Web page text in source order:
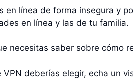
en línea de forma insegura y
en línea y las de tu familia.
necesitas saber sobre cómo
deberías elegir, echa un